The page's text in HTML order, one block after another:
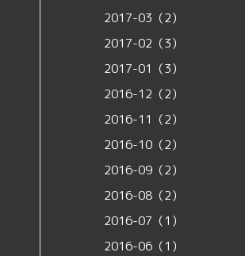
2017-03（2）
2017-02（3）
2017-01（3）
2016-12（2）
2016-11（2）
2016-10（2）
2016-09（2）
2016-08（2）
2016-07（1）
2016-06（1）